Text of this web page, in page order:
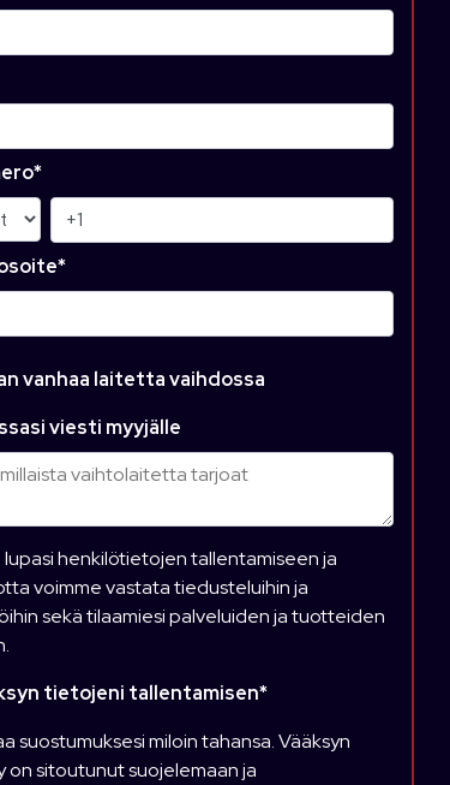
*
*
vanhaa laitetta vaihdossa
viesti myyjälle
lupasi henkilötietojen tallentamiseen ja
voimme vastata tiedusteluihin ja
sekä tilaamiesi palveluiden ja tuotteiden
tietojeni tallentamisen*
suostumuksesi miloin tahansa. Vääksyn
on sitoutunut suojelemaan ja